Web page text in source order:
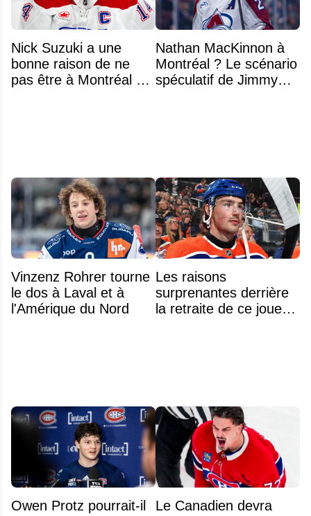
Nick Suzuki a une
bonne raison de ne
pas être à Montréal cet
Nathan MacKinnon à
Montréal ? Le scénario
spéculatif de Jimmy
Vinzenz Rohrer tourne
le dos à Laval et à
l'Amérique du Nord
Les raisons
surprenantes derrière
la retraite de ce joueur
Owen Protz pourrait-il
Le Canadien devra